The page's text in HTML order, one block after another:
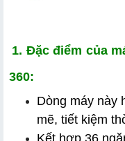
1. Đặc điểm của
360:
Dòng máy này
mẽ, tiết kiệm
Kết hợp 36